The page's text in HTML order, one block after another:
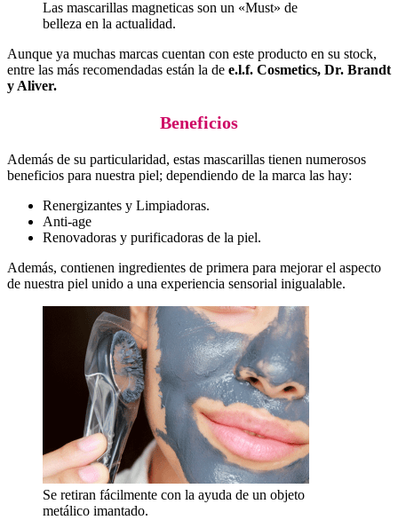
Las mascarillas magneticas son un «Must» de
belleza en la actualidad.
Aunque ya muchas marcas cuentan con este producto en su stock,
entre las más recomendadas están la de e.l.f. Cosmetics, Dr. Brandt
y Aliver.
Beneficios
Además de su particularidad, estas mascarillas tienen numerosos
beneficios para nuestra piel; dependiendo de la marca las hay:
Renergizantes y Limpiadoras.
Anti-age
Renovadoras y purificadoras de la piel.
Además, contienen ingredientes de primera para mejorar el aspecto
de nuestra piel unido a una experiencia sensorial inigualable.
Se retiran fácilmente con la ayuda de un objeto
metálico imantado.